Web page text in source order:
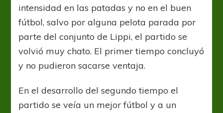
intensidad en las patadas y no en el buen
fútbol, salvo por alguna pelota parada por
parte del conjunto de Lippi, el partido se
volvió muy chato. El primer tiempo concluyó
y no pudieron sacarse ventaja.
En el desarrollo del segundo tiempo el
partido se veía un mejor fútbol y a un